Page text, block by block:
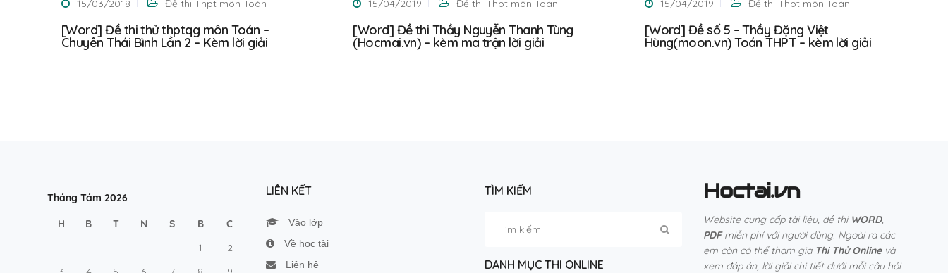
15/03/2018 Đề thi Thpt môn Toán
[Word] Đề thi thử thptqg môn Toán –
Chuyên Thái Bình Lần 2 – Kèm lời giải
15/04/2019 Đề thi Thpt môn Toán
[Word] Đề thi Thầy Nguyễn Thanh Tùng
(Hocmai.vn) – kèm ma trận lời giải
15/04/2019 Đề thi Thpt môn Toán
[Word] Đề số 5 – Thầy Đặng Việt
Hùng(moon.vn) Toán THPT – kèm lời giải
Tháng Tám 2026
H B T N S B
C
1
2
LIÊN KẾT
Vào lớp
Về học tài
Liên hệ
TÌM KIẾM
DANH MỤC THI ONLINE
Hoctai.vn
Website cung cấp tài liệu, đề thi WORD,
PDFmiễn phí với người dùng. Ngoài ra các
em còn có thể tham gia Thi Thử Onlinevà
xem đáp án, lời giải chi tiết dưới mỗi câu hỏi